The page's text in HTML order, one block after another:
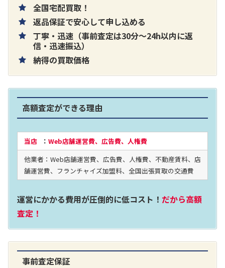
全国宅配買取！
返品保証で安心して申し込める
丁寧・迅速（事前査定は30分～24h以内に返
信・迅速振込）
納得の買取価格
高額査定ができる理由
当店： Web店舗運営費、広告費、人権費
他業者：Web店舗運営費、広告費、人権費、不動産賃料、店
舗運営費、フランチャイズ加盟料、全国出張買取の交通費
運営にかかる費用が圧倒的に低コスト！ だから高額
査定！
事前査定保証